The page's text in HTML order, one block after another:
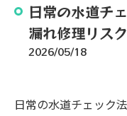
日常の水道チ
漏れ修理リス
2026/05/18
日常の水道チェック